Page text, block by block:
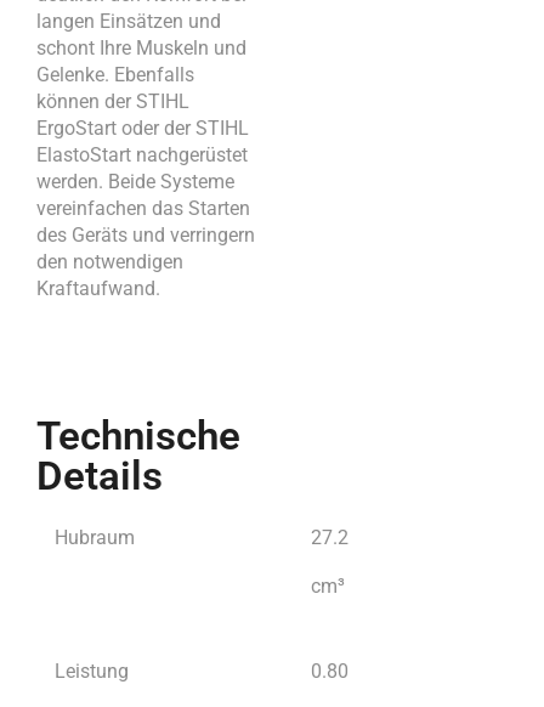
langen Einsätzen und
schont Ihre Muskeln und
Gelenke. Ebenfalls
können der STIHL
ErgoStart oder der STIHL
ElastoStart nachgerüstet
werden. Beide Systeme
vereinfachen das Starten
des Geräts und verringern
den notwendigen
Kraftaufwand.
Technische
Details
Hubraum 27.2
cm³
Leistung 0.80